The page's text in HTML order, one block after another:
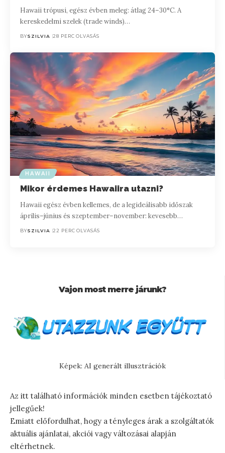
Hawaii trópusi, egész évben meleg: átlag 24–30°C. A
kereskedelmi szelek (trade winds)…
BYSZILVIA 28 PERC OLVASÁS
HAWAII
Mikor érdemes Hawaiira utazni?
Hawaii egész évben kellemes, de a legideálisabb időszak
április–június és szeptember–november: kevesebb…
BYSZILVIA 22 PERC OLVASÁS
Vajon most merre járunk?
Képek: AI generált illusztrációk
Az itt található információk minden esetben tájékoztató
jellegűek!
Emiatt előfordulhat, hogy a tényleges árak a szolgáltatók
aktuális ajánlatai, akciói vagy változásai alapján
eltérhetnek.